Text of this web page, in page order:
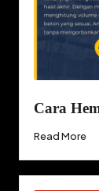
Cara
Read More